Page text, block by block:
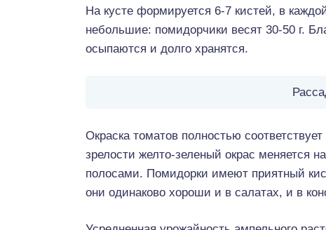
На кусте формируется 6-7 кистей, в
небольшие: помидорчики весят 30-50 г.
осыпаются и долго хранятся.
Окраска томатов полностью
зрелости желто-зеленый окрас меняется
полосами. Помидорки имеют приятный
они одинаково хороши и в салатах, и в